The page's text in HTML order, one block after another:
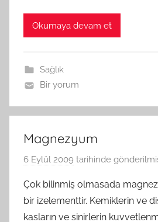
Okumaya devam et
Sağlık
Bir yorum
Magnezyum
6 Eylül 2009 tarihinde
Çok bilinmiş olmasada
bir izelementtir. Kemiklerin ve
kasların ve sinirlerin